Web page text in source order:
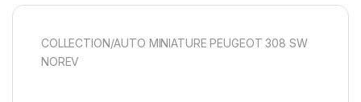
COLLECTION/AUTO MINIATURE PEUGEOT 308 SW
NOREV